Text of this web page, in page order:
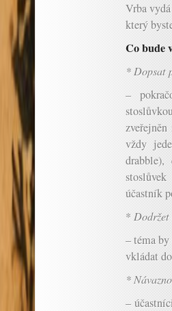
Vrba
který
Co bude
* Dopsat
–
vždy
účastník
*
– téma
vkládat
*
–